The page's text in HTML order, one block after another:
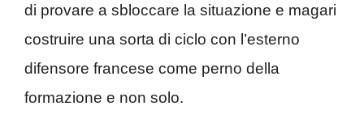
di provare a sbloccare la situazione e magari
costruire una sorta di ciclo con l’esterno
difensore francese come perno della
formazione e non solo.